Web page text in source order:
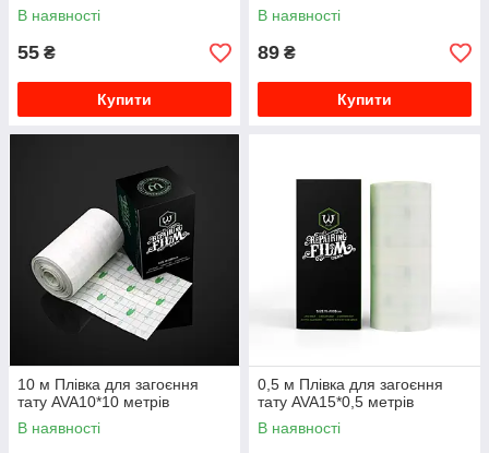
В наявності
55 ₴
Купити
В наявності
89 ₴
Купити
10 м Плівка для загоєння
тату AVA10*10 метрів
В наявності
0,5 м Плівка для загоєння
тату AVA15*0,5 метрів
В наявності